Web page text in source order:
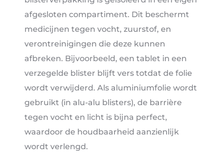
afgesloten compartiment. Dit beschermt
medicijnen tegen vocht, zuurstof, en
verontreinigingen die deze kunnen
afbreken. Bijvoorbeeld, een tablet in een
verzegelde blister blijft vers totdat de folie
wordt verwijderd. Als aluminiumfolie wordt
gebruikt (in alu-alu blisters), de barrière
tegen vocht en licht is bijna perfect,
waardoor de houdbaarheid aanzienlijk
wordt verlengd.